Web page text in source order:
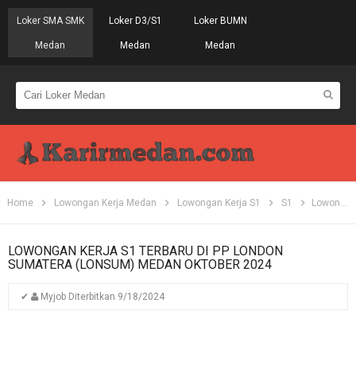
Loker SMA SMK
Medan
Loker D3/S1
Medan
Loker BUMN
Medan
Home Lowongan Kerja Medan Lowongan Kerja S1 S1 Lowongan Kerja S1 Terbaru di PP London Sumatera (Lonsum) Medan Oktober 2024
LOWONGAN KERJA S1 TERBARU DI PP LONDON
SUMATERA (LONSUM) MEDAN OKTOBER 2024
✔ Myjob Diterbitkan 9/18/2024